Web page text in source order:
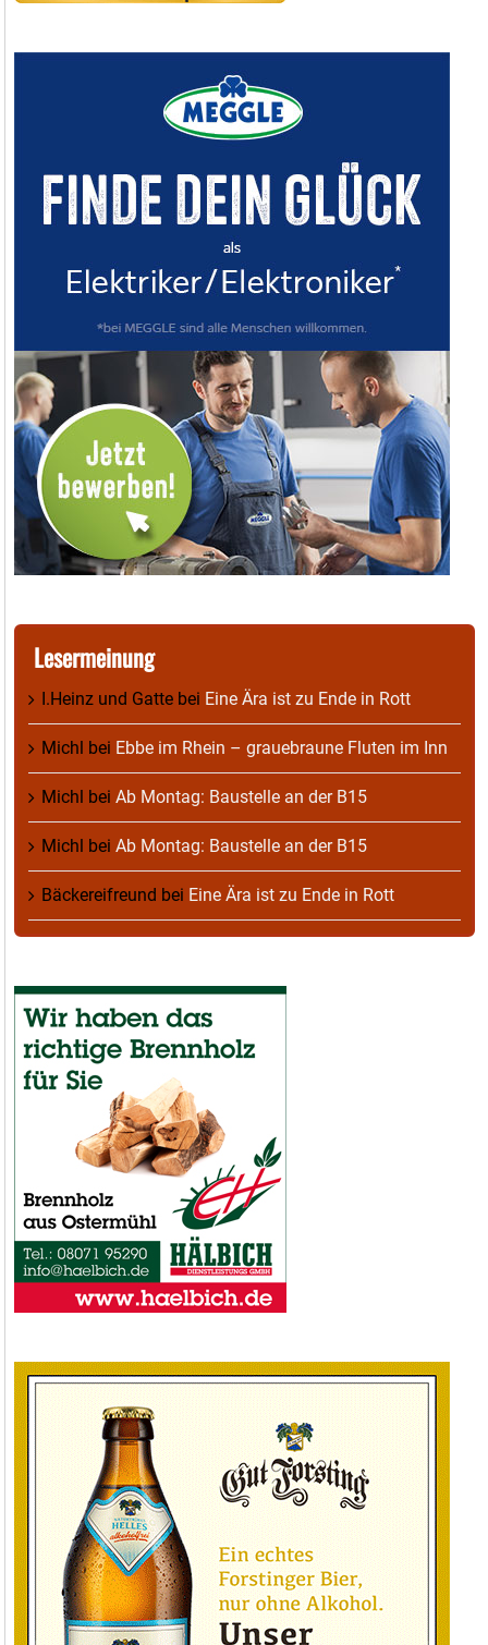
Lesermeinung
I.Heinz und Gatte bei Eine Ära ist zu Ende in Rott
Michl bei Ebbe im Rhein – grauebraune Fluten im Inn
Michl bei Ab Montag: Baustelle an der B15
Michl bei Ab Montag: Baustelle an der B15
Bäckereifreund bei Eine Ära ist zu Ende in Rott